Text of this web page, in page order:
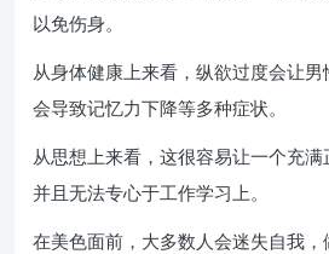
以免伤身。
从身体健康上来看，纵欲过度会让
会导致记忆力下降等多种症状。
从思想上来看，这很容易让一个充满
并且无法专心于工作学习上。
在美色面前，大多数人会迷失自我